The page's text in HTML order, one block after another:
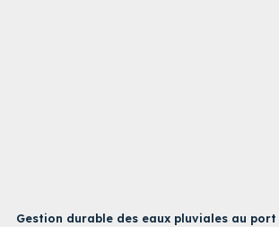
Gestion durable des eaux pluviales au port